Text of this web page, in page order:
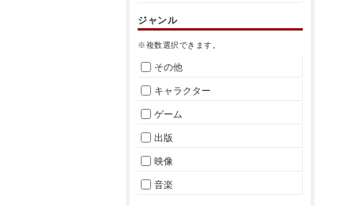
ジャンル
※複数選択できます。
その他
キャラクター
ゲーム
出版
映像
音楽